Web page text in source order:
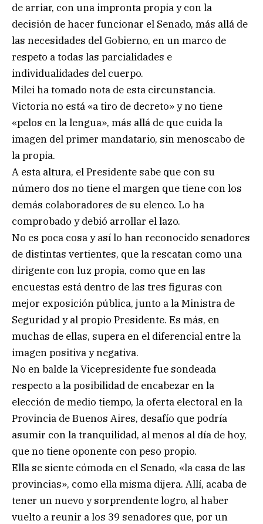
de arriar, con una impronta propia y con la
decisión de hacer funcionar el Senado, más allá de
las necesidades del Gobierno, en un marco de
respeto a todas las parcialidades e
individualidades del cuerpo.
Milei ha tomado nota de esta circunstancia.
Victoria no está «a tiro de decreto» y no tiene
«pelos en la lengua», más allá de que cuida la
imagen del primer mandatario, sin menoscabo de
la propia.
A esta altura, el Presidente sabe que con su
número dos no tiene el margen que tiene con los
demás colaboradores de su elenco. Lo ha
comprobado y debió arrollar el lazo.
No es poca cosa y así lo han reconocido senadores
de distintas vertientes, que la rescatan como una
dirigente con luz propia, como que en las
encuestas está dentro de las tres figuras con
mejor exposición pública, junto a la Ministra de
Seguridad y al propio Presidente. Es más, en
muchas de ellas, supera en el diferencial entre la
imagen positiva y negativa.
No en balde la Vicepresidente fue sondeada
respecto a la posibilidad de encabezar en la
elección de medio tiempo, la oferta electoral en la
Provincia de Buenos Aires, desafío que podría
asumir con la tranquilidad, al menos al día de hoy,
que no tiene oponente con peso propio.
Ella se siente cómoda en el Senado, «la casa de las
provincias», como ella misma dijera. Allí, acaba de
tener un nuevo y sorprendente logro, al haber
vuelto a reunir a los 39 senadores que, por un